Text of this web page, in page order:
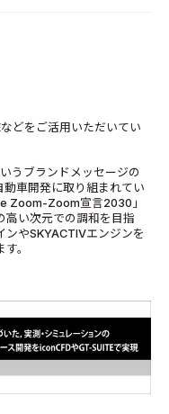
どをご活用いただいてい
うブランドメッセージの
車開発に取り組まれてい
Zoom-Zoom宣言2030」
高い次元での調和を目指
ンやSKYACTIVエンジンを
。